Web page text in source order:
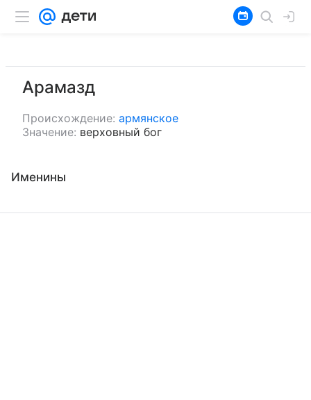
Арамазд
Происхождение: армянское
Значение: верховный бог
Именины